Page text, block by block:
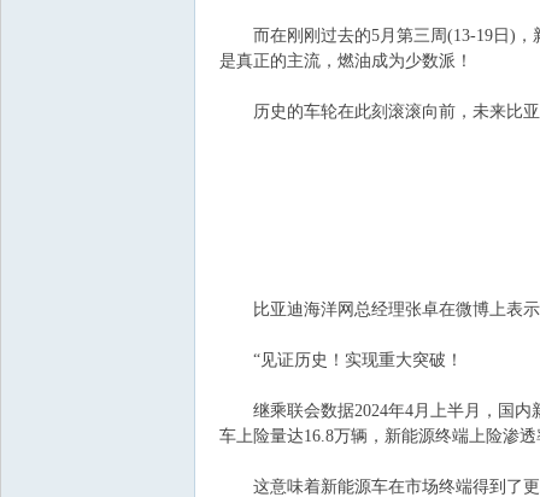
而在刚刚过去的5月第三周(13-19日)，
是真正的主流，燃油成为少数派！
历史的车轮在此刻滚滚向前，未来比亚
比亚迪海洋网总经理张卓在微博上表
“见证历史！实现重大突破！
继乘联会数据2024年4月上半月，国内
车上险量达16.8万辆，新能源终端上险渗
这意味着新能源车在市场终端得到了更